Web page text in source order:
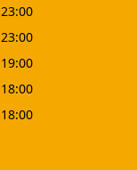
23:00
23:00
19:00
18:00
18:00